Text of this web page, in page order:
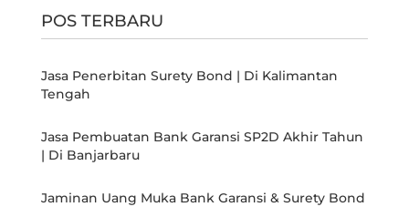
POS TERBARU
Jasa Penerbitan Surety Bond | Di Kalimantan
Tengah
Jasa Pembuatan Bank Garansi SP2D Akhir Tahun
| Di Banjarbaru
Jaminan Uang Muka Bank Garansi & Surety Bond